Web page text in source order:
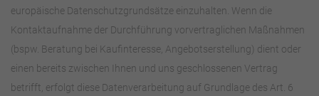
europäische Datenschutzgrundsätze einzuhalten. Wenn die
Kontaktaufnahme der Durchführung vorvertraglichen Maßnahmen
(bspw. Beratung bei Kaufinteresse, Angebotserstellung) dient oder
einen bereits zwischen Ihnen und uns geschlossenen Vertrag
betrifft, erfolgt diese Datenverarbeitung auf Grundlage des Art. 6